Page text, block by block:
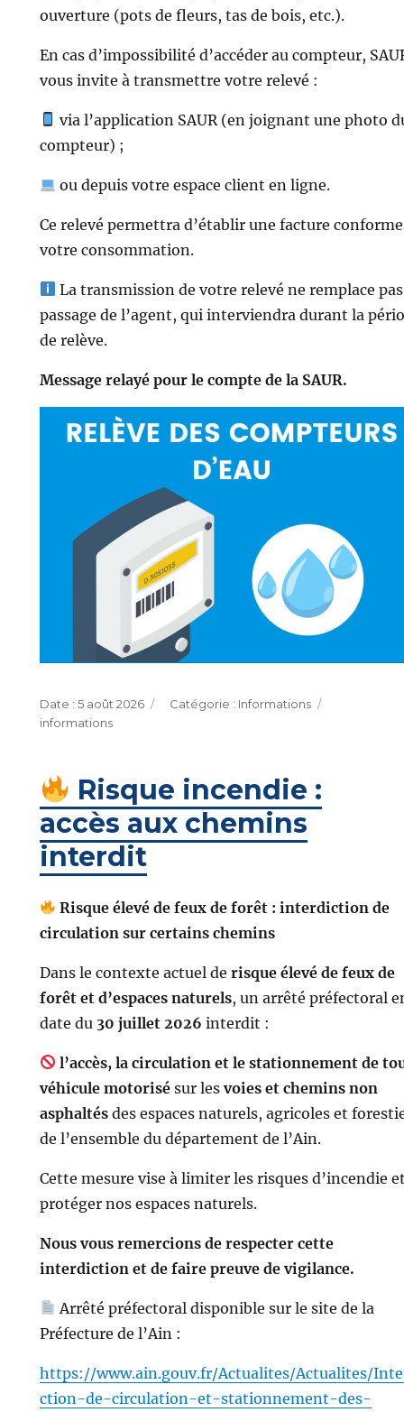
ouverture (pots de fleurs, tas de bois, etc.).
En cas d’impossibilité d’accéder au compteur,
vous invite à transmettre votre relevé :
via l’application SAUR (en joignant une photo
compteur) ;
ou depuis votre espace client en ligne.
Ce relevé permettra d’établir une facture
votre consommation.
La transmission de votre relevé ne remplace
passage de l’agent, qui interviendra durant la
de relève.
Message relayé pour le compte de la SAUR.
Publié
le
5 août 2026 Catégories
Informations
informations
Risque incendie :
accès aux chemins
interdit
Risque élevé de feux de forêt : interdiction de
circulation sur certains chemins
Dans le contexte actuel de risque élevé de feux de
forêt et d’espaces naturels, un arrêté préfectoral
date du 30 juillet 2026 interdit :
l’accès, la circulation et le stationnement de
véhicule motorisésur les voies et chemins non
asphaltésdes espaces naturels, agricoles et
de l’ensemble du département de l’Ain.
Cette mesure vise à limiter les risques d’incendie
protéger nos espaces naturels.
Nous vous remercions de respecter cette
interdiction et de faire preuve de vigilance.
Arrêté préfectoral disponible sur le site de la
Préfecture de l’Ain :
https://www.ain.gouv.fr/Actualites/Actualites/
ction-de-circulation-et-stationnement-des-